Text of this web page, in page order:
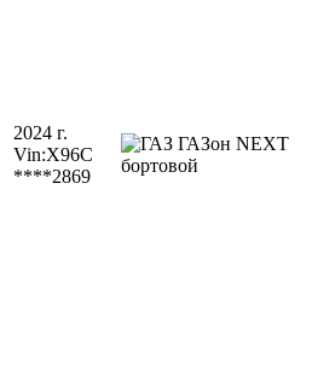
2024 г.
Vin:X96C
****2869